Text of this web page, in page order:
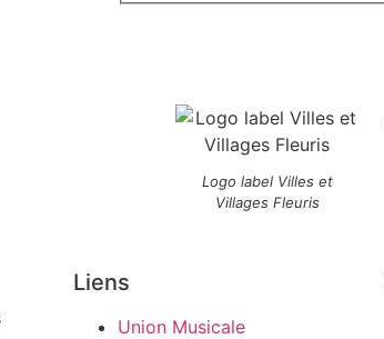
Logo label Villes et
Villages Fleuris
Liens
Union Musicale